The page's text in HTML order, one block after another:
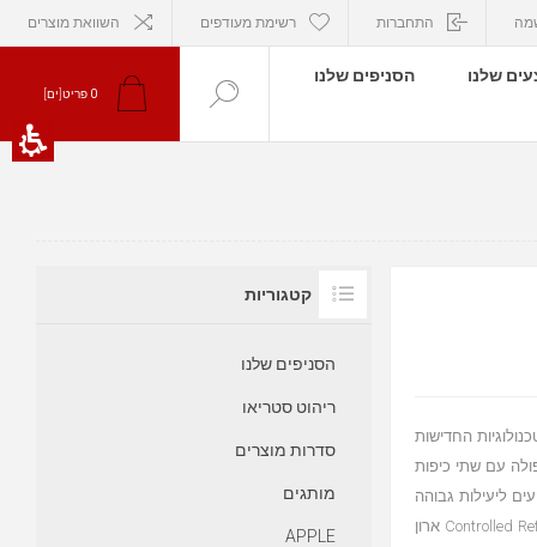
התחברות רשימת מעודפים השוואת מוצרים
שלנו
הסניפים שלנו
0 פריט[ים]
דינמי הטכנולוגיות החדישות
עם שתי כיפות
ליעילות גבוהה
שכפול בס עמוק ומדויק על ידי וופר בגודל 15 אינץ' בארון בס ייחודי Controlled Reflex ארון
קטגוריות
הסניפים שלנו
ריהוט סטריאו
סדרות מוצרים
מותגים
APPLE